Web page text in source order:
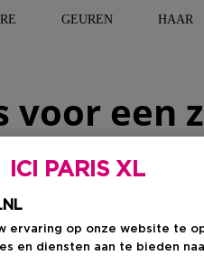
GEUREN HAAR
voor een
ICI PARIS XL
ervaring op onze website te
en diensten aan te bieden